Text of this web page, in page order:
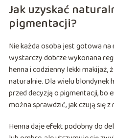
Jak uzyskać
pigmentacji?
Nie każda osoba jest gotowa
wystarczy dobrze wykonana
henna i codzienny lekki makijaż,
naturalnie. Dla wielu blondynek
przed decyzją o pigmentacji, bo
można sprawdzić, jak czują się
Henna daje efekt podobny do